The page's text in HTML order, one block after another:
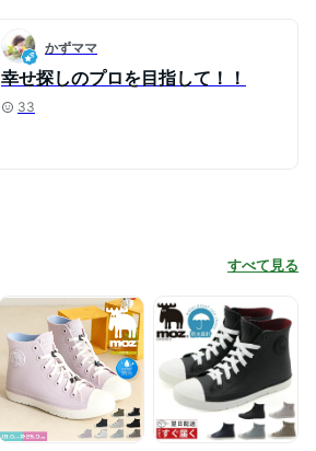
かずママ
幸せ探しのプロを目指して！！
33
すべて見る